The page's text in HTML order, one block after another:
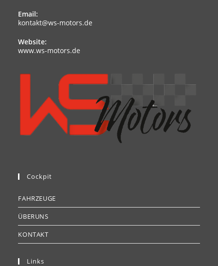
Email:
kontakt@ws-motors.de
Website:
www.ws-motors.de
Cockpit
FAHRZEUGE
ÜBERUNS
KONTAKT
Links